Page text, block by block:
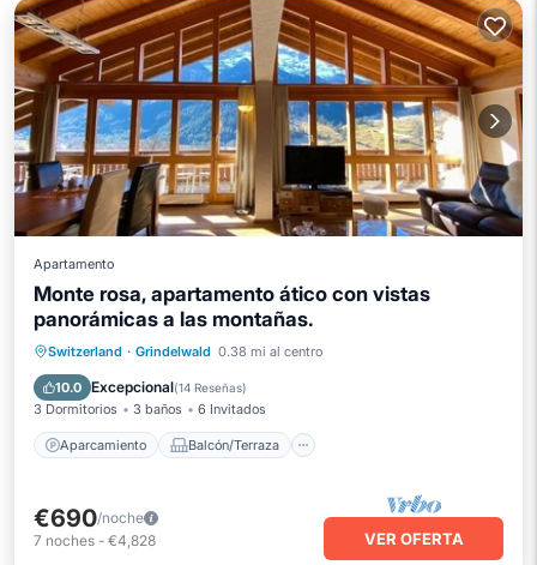
Apartamento
Monte rosa, apartamento ático con vistas
panorámicas a las montañas.
Switzerland · Grindelwald 0.38 mi al centro
10.0 Excepcional(14 Reseñas)
3 Dormitorios 3 baños 6 Invitados
Aparcamiento Balcón/Terraza
Aparcamiento
Balcón/Terraza
Cocina
Internet
€690/noche
7 noches - €4,828 VER OFERTA